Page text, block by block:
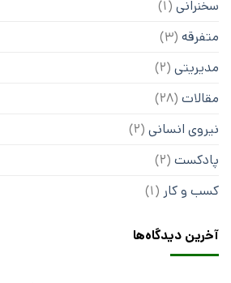
سخنرانی (1)
متفرقه (3)
مدیریتی (2)
مقالات (28)
نیروی انسانی (2)
پادکست (2)
کسب و کار (1)
آخرین دیدگاه‌ها